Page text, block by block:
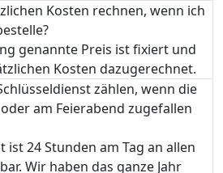
Kosten rechnen, wenn ich
genannte Preis ist fixiert und
Kosten dazugerechnet.
zählen, wenn die
am Feierabend zugefallen
ist 24 Stunden am Tag an allen
Wir haben das ganze Jahr